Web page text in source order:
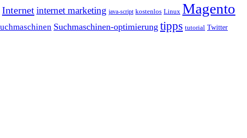
Internetinternet marketing java-script kostenlos Linux Magento
Suchmaschinen-optimierung tipps tutorial Twitter